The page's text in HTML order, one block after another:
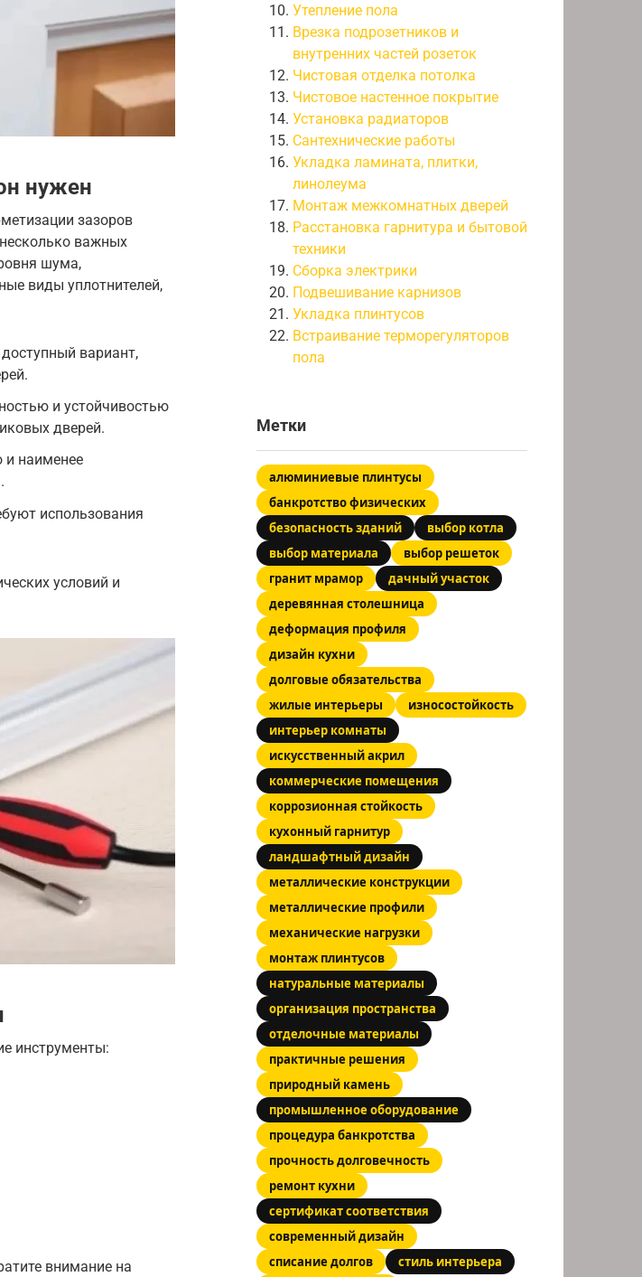
нужен
зазоров
важных
шума,
виды уплотнителей,
вариант,
и устойчивостью
дверей.
и наименее
использования
условий и
инструменты:
внимание на
Утепление пола
Врезка подрозетников и
внутренних частей розеток
Чистовая отделка потолка
Чистовое настенное покрытие
Установка радиаторов
Сантехнические работы
Укладка ламината, плитки,
линолеума
Монтаж межкомнатных дверей
Расстановка гарнитура и бытовой
техники
Сборка электрики
Подвешивание карнизов
Укладка плинтусов
Встраивание терморегуляторов
пола
Метки
алюминиевые плинтусы
банкротство физических
безопасность зданий
выбор котла
выбор материала
выбор решеток
гранит мрамор
дачный участок
деревянная столешница
деформация профиля
дизайн кухни
долговые обязательства
жилые интерьеры
износостойкость
интерьер комнаты
искусственный акрил
коммерческие помещения
коррозионная стойкость
кухонный гарнитур
ландшафтный дизайн
металлические конструкции
металлические профили
механические нагрузки
монтаж плинтусов
натуральные материалы
организация пространства
отделочные материалы
практичные решения
природный камень
промышленное оборудование
процедура банкротства
прочность долговечность
ремонт кухни
сертификат соответствия
современный дизайн
списание долгов
стиль интерьера